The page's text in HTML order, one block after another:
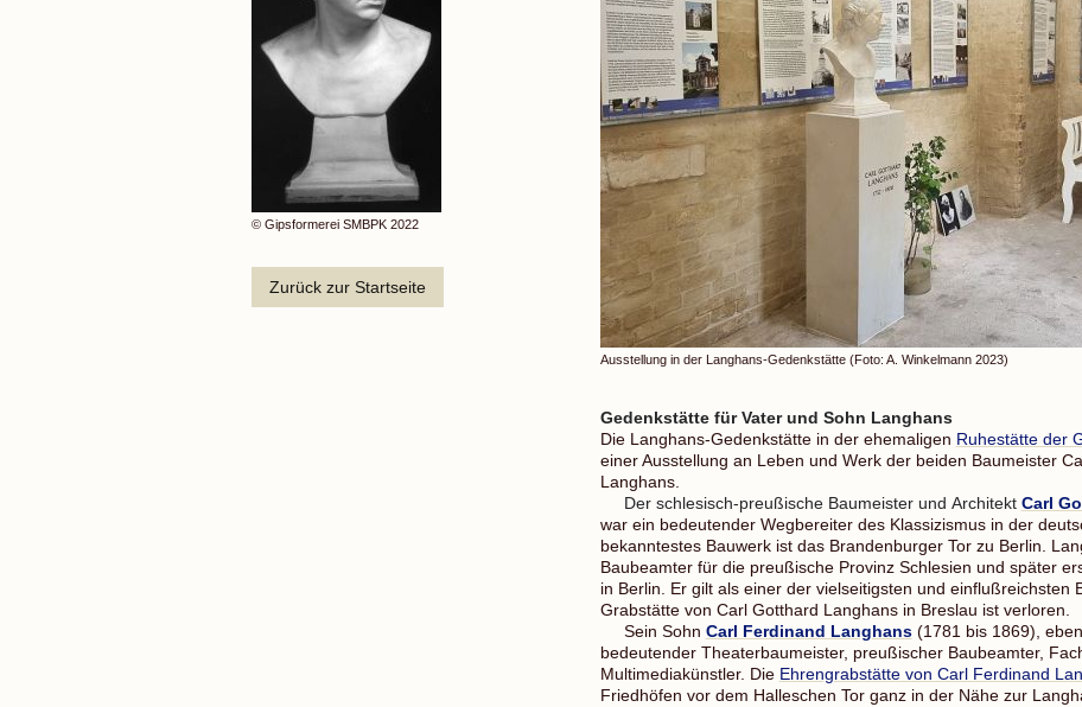
Ausstellung in der Langhans-Gedenkstätte (Foto: A. Winkelmann 2023)
Gedenkstätte für Vater und Sohn Langhans
Die Langhans-Gedenkstätte in der ehemaligen Ruhestätte der
einer Ausstellung an Leben und Werk der beiden Baumeister
Langhans.
Der schlesisch-preußische Baumeister und Architekt Carl
war ein bedeutender Wegbereiter des Klassizismus in der
bekanntestes Bauwerk ist das Brandenburger Tor zu Berlin.
Baubeamter für die preußische Provinz Schlesien und später
in Berlin. Er gilt als einer der vielseitigsten und einflußreichsten
Grabstätte von Carl Gotthard Langhans in Breslau ist verloren.
Sein Sohn Carl Ferdinand Langhans(1781 bis 1869),
bedeutender Theaterbaumeister, preußischer Baubeamter,
Multimediakünstler. Die Ehrengrabstätte von Carl Ferdinand
Friedhöfen vor dem Halleschen Tor ganz in der Nähe zur
© Gipsformerei SMBPK 2022
Zurück zur Startseite